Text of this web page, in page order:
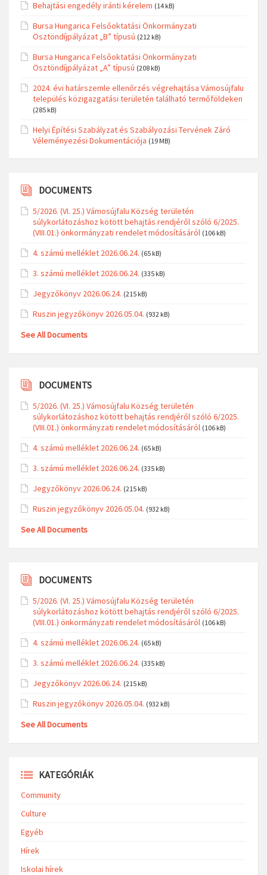
Behajtási engedély iránti kérelem (14 kB)
Bursa Hungarica Felsőoktatási Önkormányzati
Ösztöndíjpályázat „B” típusú (212 kB)
Bursa Hungarica Felsőoktatási Önkormányzati
Ösztöndíjpályázat „A” típusú (208 kB)
2024. évi határszemle ellenőrzés végrehajtása Vámosújfalu
település közigazgatási területén található termőföldeken
(285 kB)
Helyi Építési Szabályzat és Szabályozási Tervének Záró
Véleményezési Dokumentációja (19 MB)
DOCUMENTS
5/2026. (VI. 25.) Vámosújfalu Község területén
súlykorlátozáshoz kötött behajtás rendjéről szóló 6/2025.
(VIII.01.) önkormányzati rendelet módosításáról (106 kB)
4. számú melléklet 2026.06.24. (65 kB)
3. számú melléklet 2026.06.24. (335 kB)
Jegyzőkönyv 2026.06.24. (215 kB)
Ruszin jegyzőkönyv 2026.05.04. (932 kB)
See All Documents
DOCUMENTS
5/2026. (VI. 25.) Vámosújfalu Község területén
súlykorlátozáshoz kötött behajtás rendjéről szóló 6/2025.
(VIII.01.) önkormányzati rendelet módosításáról (106 kB)
4. számú melléklet 2026.06.24. (65 kB)
3. számú melléklet 2026.06.24. (335 kB)
Jegyzőkönyv 2026.06.24. (215 kB)
Ruszin jegyzőkönyv 2026.05.04. (932 kB)
See All Documents
DOCUMENTS
5/2026. (VI. 25.) Vámosújfalu Község területén
súlykorlátozáshoz kötött behajtás rendjéről szóló 6/2025.
(VIII.01.) önkormányzati rendelet módosításáról (106 kB)
4. számú melléklet 2026.06.24. (65 kB)
3. számú melléklet 2026.06.24. (335 kB)
Jegyzőkönyv 2026.06.24. (215 kB)
Ruszin jegyzőkönyv 2026.05.04. (932 kB)
See All Documents
KATEGÓRIÁK
Community
Culture
Egyéb
Hírek
Iskolai hírek